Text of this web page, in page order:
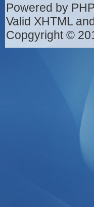
Powered by
Valid XHTML
Copgyright ©